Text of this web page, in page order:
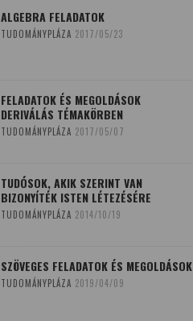
ALGEBRA FELADATOK
TUDOMÁNYPLÁZA 2017/05/23
FELADATOK ÉS MEGOLDÁSOK
DERIVÁLÁS TÉMAKÖRBEN
TUDOMÁNYPLÁZA 2017/05/07
TUDÓSOK, AKIK SZERINT VAN
BIZONYÍTÉK ISTEN LÉTEZÉSÉRE
TUDOMÁNYPLÁZA 2014/10/19
SZÖVEGES FELADATOK ÉS MEGOLDÁSOK
TUDOMÁNYPLÁZA 2019/04/09